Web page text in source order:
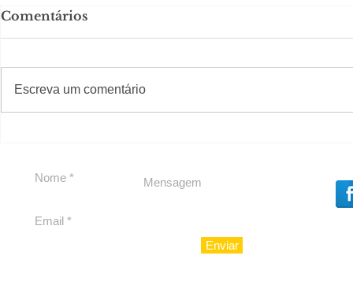
LIV CONECTA
Comentários
Escreva um comentário
#Sugestões
Enviar